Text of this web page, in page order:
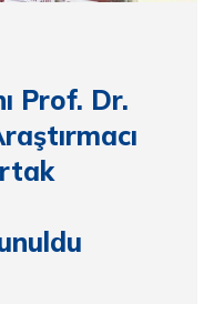
Prof. Dr.